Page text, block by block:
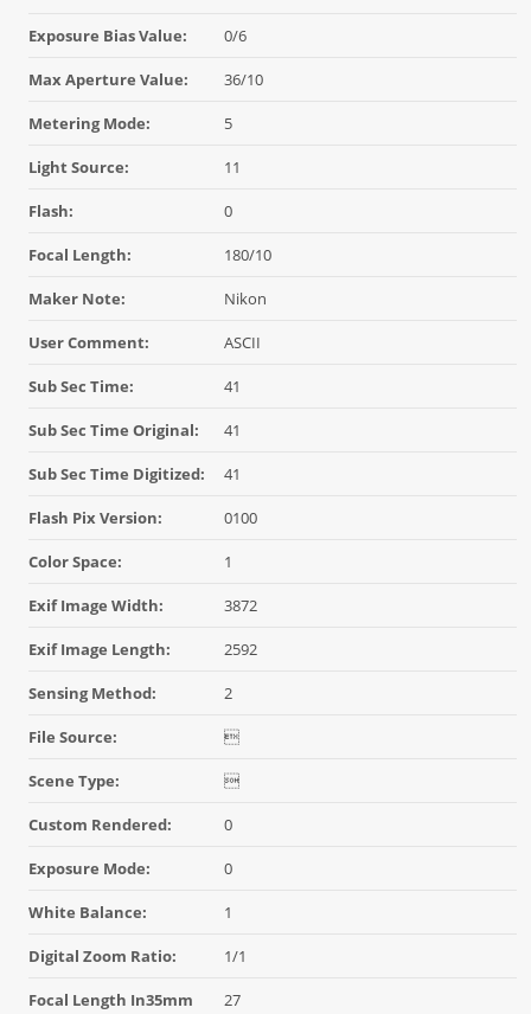
Exposure Bias Value: 0/6
Max Aperture Value: 36/10
Metering Mode: 5
Light Source: 11
Flash: 0
Focal Length: 180/10
Maker Note: Nikon
User Comment: ASCII
Sub Sec Time: 41
Sub Sec Time Original: 41
Sub Sec Time Digitized: 41
Flash Pix Version: 0100
Color Space: 1
Exif Image Width: 3872
Exif Image Length: 2592
Sensing Method: 2
File Source: 
Scene Type: 
Custom Rendered: 0
Exposure Mode: 0
White Balance: 1
Digital Zoom Ratio: 1/1
Focal Length In35mm
27